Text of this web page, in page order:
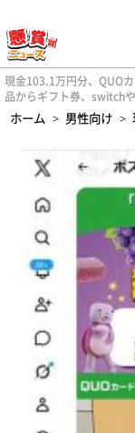
現金103.1万円分、QUO
品からギフト券、switch
ホーム > 男性向け >